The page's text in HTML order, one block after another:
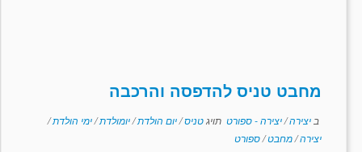
מחבט טניס להדפסה והרכבה
ב יצירה/יצירה - ספורט תויגטניס/יום הולדת/יומולדת/ימי הולדת/
יצירה/מחבט/ספורט